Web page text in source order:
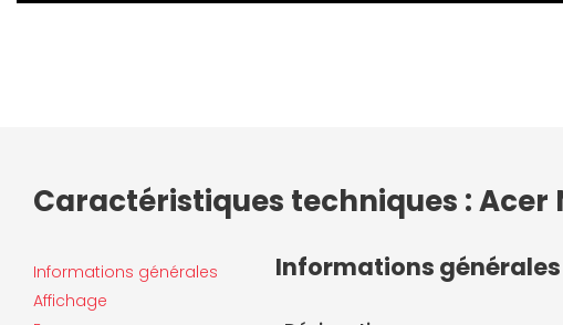
Caractéristiques techniques : Acer
Informations générales
Affichage
Informations générales